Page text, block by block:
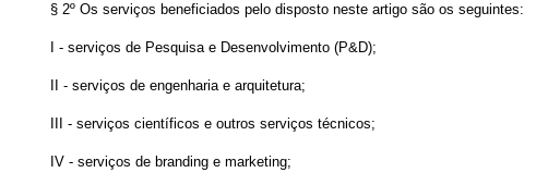
§ 2º Os serviços beneficiados pelo disposto neste artigo são os seguintes:
I - serviços de Pesquisa e Desenvolvimento (P&D);
II - serviços de engenharia e arquitetura;
III - serviços científicos e outros serviços técnicos;
IV - serviços de brandinge marketing;